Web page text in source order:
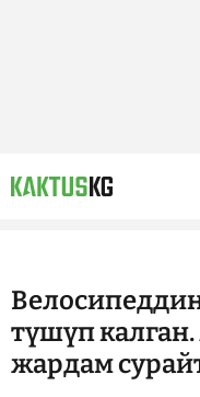
түшүп
жардам